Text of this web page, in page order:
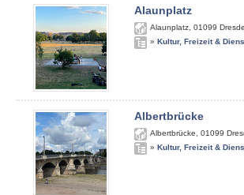
Alaunplatz
Alaunplatz 01099
» Kultur, Freizeit &
Albertbrücke
Albertbrücke 01099
» Kultur, Freizeit &